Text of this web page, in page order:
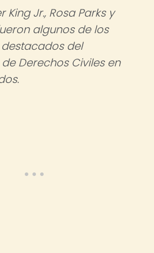
King Jr., Rosa Parks y
algunos de los
del
Derechos Civiles en